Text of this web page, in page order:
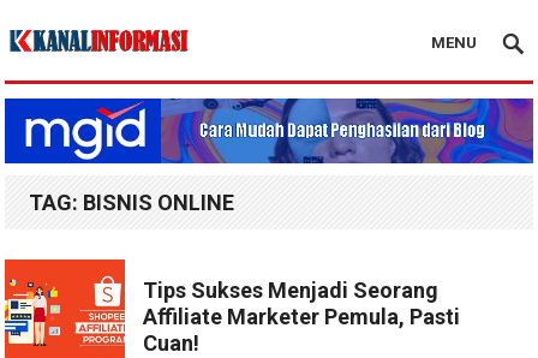
Blog Kanal Info
MENU
TAG: BISNIS ONLINE
Tips Sukses Menjadi Seorang
Affiliate Marketer Pemula, Pasti
Cuan!